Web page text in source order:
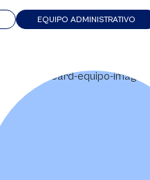
EQUIPO ADMINISTRATIVO